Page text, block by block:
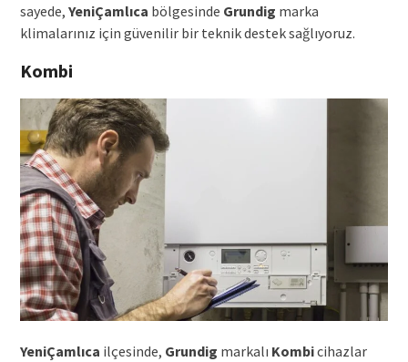
sayede, YeniÇamlıca bölgesinde Grundig marka
klimalarınız için güvenilir bir teknik destek sağlıyoruz.
Kombi
YeniÇamlıca ilçesinde, Grundig markalı Kombicihazlar